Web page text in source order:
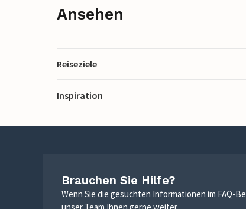
Ansehen
Reiseziele
Inspiration
Brauchen Sie Hilfe?
Wenn Sie die gesuchten Informationen im FAQ-